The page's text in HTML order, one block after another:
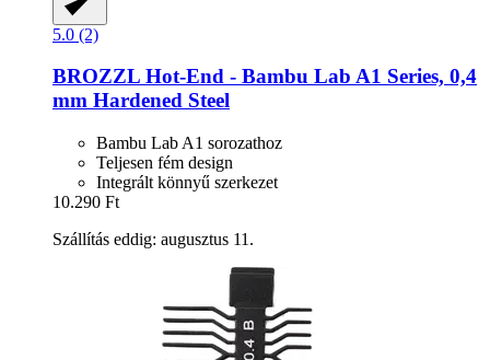
5.0 (2)
BROZZL Hot-​End -​ Bambu Lab A1 Series, 0,4
mm Hardened Steel
Bambu Lab A1 sorozathoz
Teljesen fém design
Integrált könnyű szerkezet
10.290 Ft
Szállítás eddig: augusztus 11.